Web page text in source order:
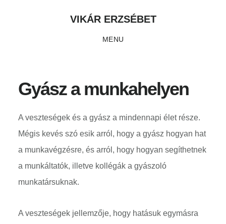
VIKÁR ERZSÉBET
MENU
Gyász a munkahelyen
A veszteségek és a gyász a mindennapi élet része.
Mégis kevés szó esik arról, hogy a gyász hogyan hat
a munkavégzésre, és arról, hogy hogyan segíthetnek
a munkáltatók, illetve kollégák a gyászoló
munkatársuknak.
A veszteségek jellemzője, hogy hatásuk egymásra